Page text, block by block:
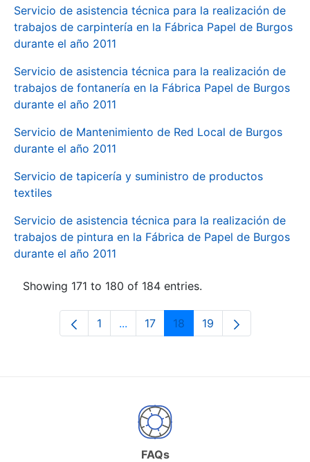
Servicio de asistencia técnica para la realización de
trabajos de carpintería en la Fábrica Papel de Burgos
durante el año 2011
Servicio de asistencia técnica para la realización de
trabajos de fontanería en la Fábrica Papel de Burgos
durante el año 2011
Servicio de Mantenimiento de Red Local de Burgos
durante el año 2011
Servicio de tapicería y suministro de productos
textiles
Servicio de asistencia técnica para la realización de
trabajos de pintura en la Fábrica de Papel de Burgos
durante el año 2011
Showing 171 to 180 of 184 entries.
Page
1 ...Intermediate Pages Use TAB to
Page
17 Page
18 Page
19
FAQs